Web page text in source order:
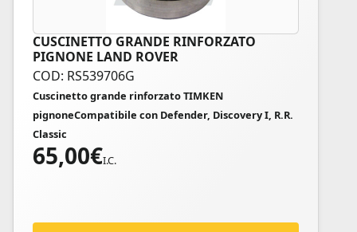
CUSCINETTO GRANDE RINFORZATO
PIGNONE LAND ROVER
COD: RS539706G
Cuscinetto grande rinforzato TIMKEN
pignoneCompatibile con Defender, Discovery I, R.R.
Classic
65,00€I.C.